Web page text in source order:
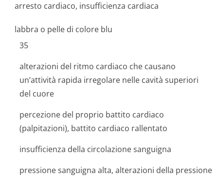
arresto cardiaco, insufficienza cardiaca
labbra o pelle di colore blu
35
alterazioni del ritmo cardiaco che causano
un’attività rapida irregolare nelle cavità superiori
del cuore
percezione del proprio battito cardiaco
(palpitazioni), battito cardiaco rallentato
insufficienza della circolazione sanguigna
pressione sanguigna alta, alterazioni della pressione